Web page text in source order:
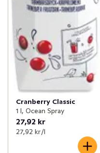
Cranberry Classic
1 l, Ocean Spray
27,92 kr
27,92 kr /l